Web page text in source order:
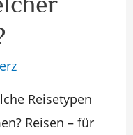
Reisetypen
Reisen – für